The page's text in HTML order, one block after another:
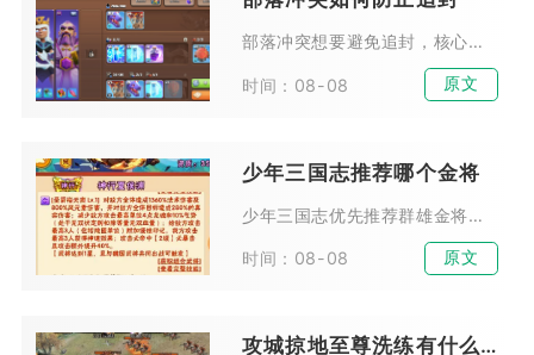
部落冲突想要避免追封，核心在于彻底切断账号所有违规痕迹，同时用长期稳定的真人游戏行为消除风控标记，追封大多是官方后台批量复核历史行为、设备记录、IP关联信息触发，并非仅观...
时间：08-08 原文
少年三国志推荐哪个金将
少年三国志优先推荐群雄金将吕布作为首个培养金将，兼顾推图、叛军BOSS、竞技场多种场景，适配微氪、零氪与中氪玩家，泛用性远超其余阵营金将。吕布拥有高额暴击加成与独特回怒机...
时间：08-08 原文
攻城掠地至尊洗练有什么区别